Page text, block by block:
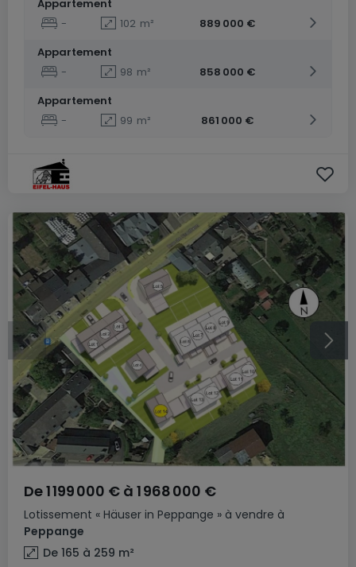
Appartement
-
102 m²
889 000 €
Appartement
-
98 m²
858 000 €
Appartement
-
99 m² 861 000 €
Lotissement « Häuser in Peppange » à vendre à
Peppange
De1 199 000 € à 1 968 000 €
De 165 à 259 m²